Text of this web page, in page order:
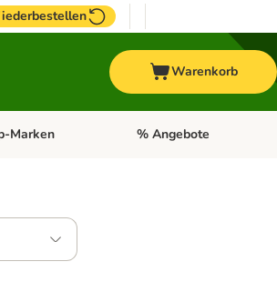
Warenkorb
Menü öffnen: Pferd
Marken Kategorie-Menü öffnen:
% Angebote